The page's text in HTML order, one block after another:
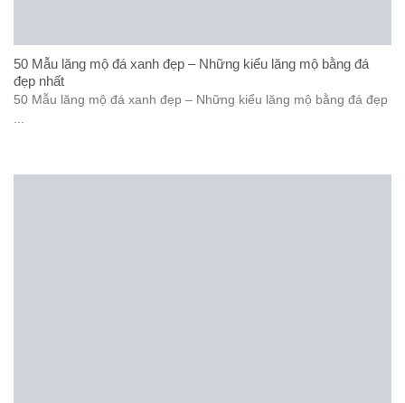
50 Mẫu lăng mộ đá xanh đẹp – Những kiểu lăng mộ bằng đá
đẹp nhất
50 Mẫu lăng mộ đá xanh đẹp – Những kiểu lăng mộ bằng đá đẹp
...